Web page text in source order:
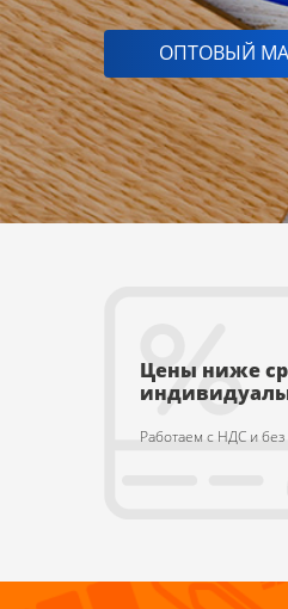
ОПТОВЫЙ
Цены ниже
Работаем с НДС и